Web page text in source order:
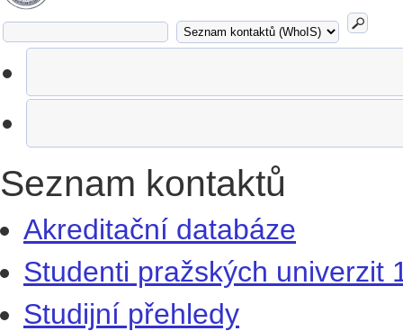
Seznam kontaktů
Akreditační databáze
Studenti pražských univerzit
Studijní přehledy